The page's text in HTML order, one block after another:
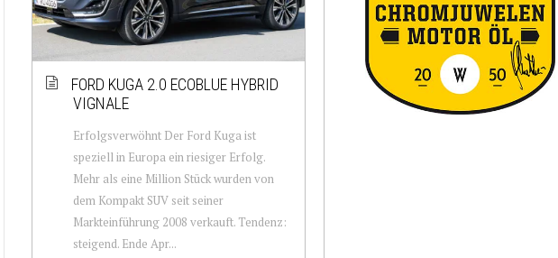
FORD KUGA 2.0 ECOBLUE HYBRID
VIGNALE
Erfolgsverwöhnt Der Ford Kuga ist
speziell in Europa ein riesiger Erfolg.
Mehr als eine Million Stück wurden von
dem Kompakt SUV seit seiner
Markteinführung 2008 verkauft. Tendenz:
steigend. Ende Apr...